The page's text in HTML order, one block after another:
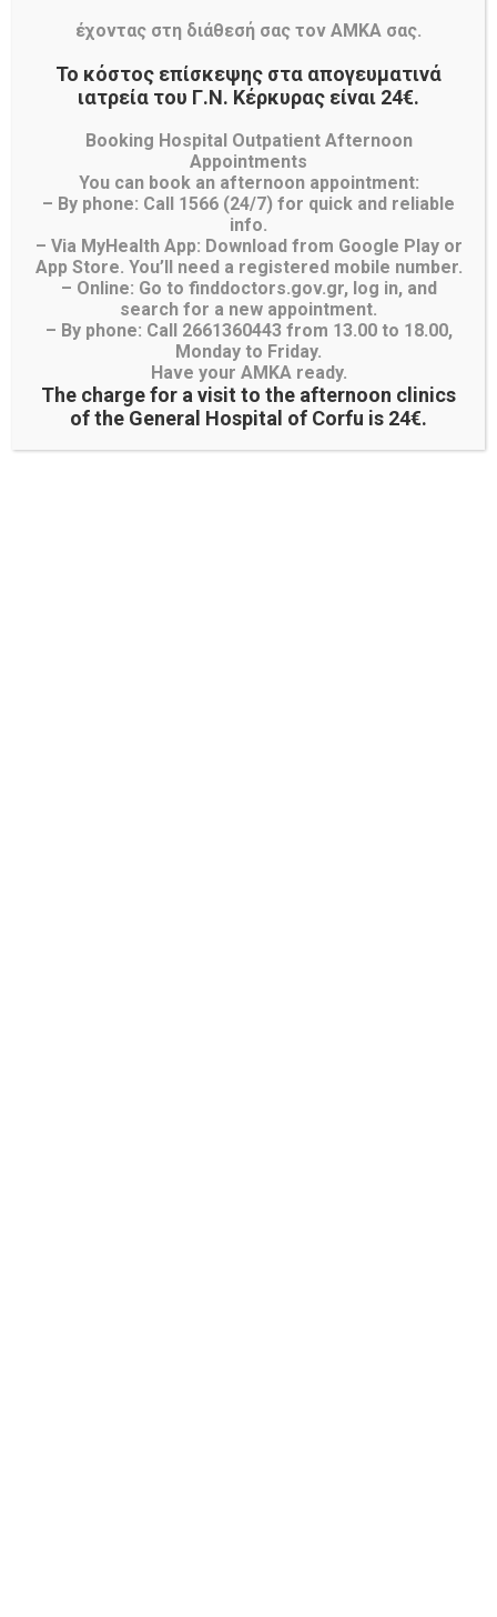
Διαγωνισμοί- Προμήθειες
Προκηρύξεις - Διακηρύξεις
Διαγωνισμοί- Προμήθειες
Λίστα Χειρουργείου
Λίστα Προγραμματισμένων και Εκτάκτων
Χειρουγείων
Λίστα Χειρουργείου
έχοντας στη διάθεσή σας τον ΑΜΚΑ σας.
Το κόστος επίσκεψης στα απογευματινά
ιατρεία του Γ.Ν. Κέρκυρας είναι 24€.
Booking Hospital Outpatient Afternoon
Appointments
You can book an afternoon appointment:
– By phone: Call 1566 (24/7) for quick and reliable
info.
– Via MyHealth App: Download from Google Play or
App Store. You’ll need a registered mobile number.
– Online: Go to finddoctors.gov.gr, log in, and
search for a new appointment.
– By phone: Call 2661360443 from 13.00 to 18.00,
Monday to Friday.
Have your AMKA ready.
The charge for a visit to the afternoon clinics
of the General Hospital of Corfu is 24€.